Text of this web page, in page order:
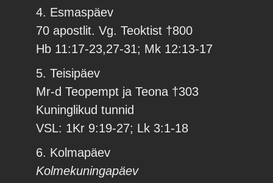
4. Esmaspäev
70 apostlit. Vg. Teoktist †800
Hb 11:17-23,27-31; Mk 12:13-17
5. Teisipäev
Mr-d Teopempt ja Teona †303
Kuninglikud tunnid
VSL: 1Kr 9:19-27; Lk 3:1-18
6. Kolmapäev
Kolmekuningapäev